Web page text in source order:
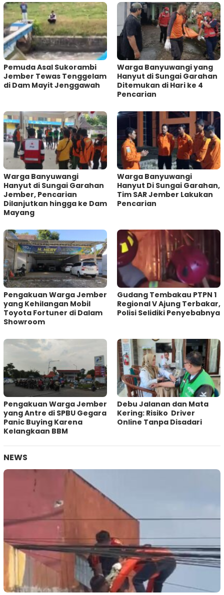
Pemuda Asal Sukorambi
Jember Tewas Tenggelam
di Dam Mayit Jenggawah
Warga Banyuwangi yang
Hanyut di Sungai Garahan
Ditemukan di Hari ke 4
Pencarian
Warga Banyuwangi
Hanyut di Sungai Garahan
Jember, Pencarian
Dilanjutkan hingga ke Dam
Mayang
Warga Banyuwangi
Hanyut Di Sungai Garahan,
Tim SAR Jember Lakukan
Pencarian
Pengakuan Warga Jember
yang Kehilangan Mobil
Toyota Fortuner di Dalam
Showroom
Gudang Tembakau PTPN 1
Regional V Ajung Terbakar,
Polisi Selidiki Penyebabnya
Pengakuan Warga Jember
yang Antre di SPBU Gegara
Panic Buying Karena
Kelangkaan BBM
Debu Jalanan dan Mata
Kering: Risiko Driver
Online Tanpa Disadari
NEWS